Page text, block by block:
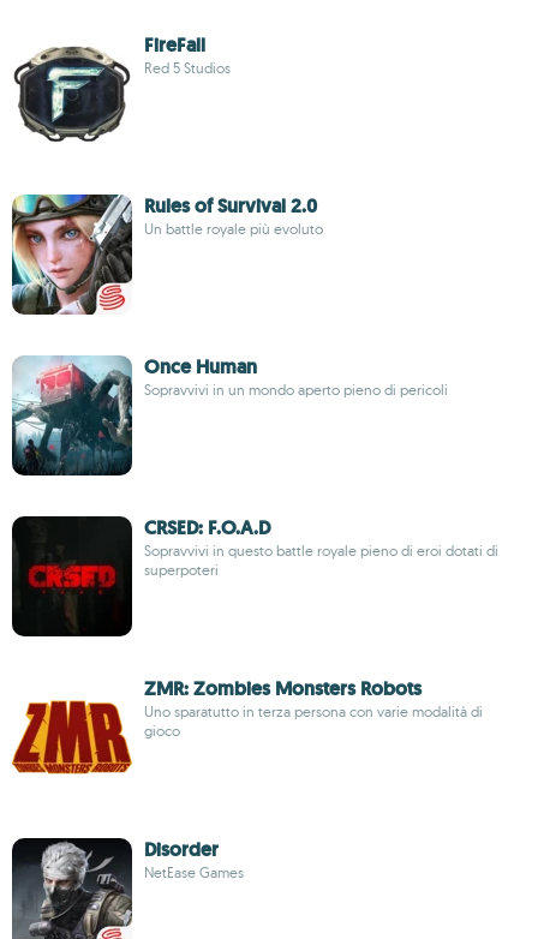
FireFall
Red 5 Studios
Rules of Survival 2.0
Un battle royale più evoluto
Once Human
Sopravvivi in un mondo aperto pieno di pericoli
CRSED: F.O.A.D
Sopravvivi in questo battle royale pieno di eroi dotati di
superpoteri
ZMR: Zombies Monsters Robots
Uno sparatutto in terza persona con varie modalità di
gioco
Disorder
NetEase Games